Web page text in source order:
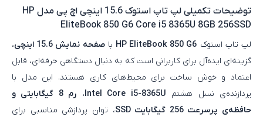
توضیحات تکمیلی
لپ تاپ استوک 15.6 اینچی اچ پی مدل HP
EliteBook 850 G6 Core i5 8365U 8GB 256SSD
لپ‌ تاپ استوک HP EliteBook 850 G6 باصفحه‌ نمایش 15.6 اینچی
،
گزینه‌ای ایده‌آل برای کاربرانی است که به دنبال دستگاهی حرفه‌ای، قابل
اعتماد و خوش‌ ساخت برای محیط‌های کاری هستند. این مدل با
پردازنده‌ی نسل هشتم Intel Core i5-8365U،
رم 8 گیگابایتی و
حافظه‌ی پرسرعت 256 گیگابایت SSD
، توان پردازشی مناسبی برای